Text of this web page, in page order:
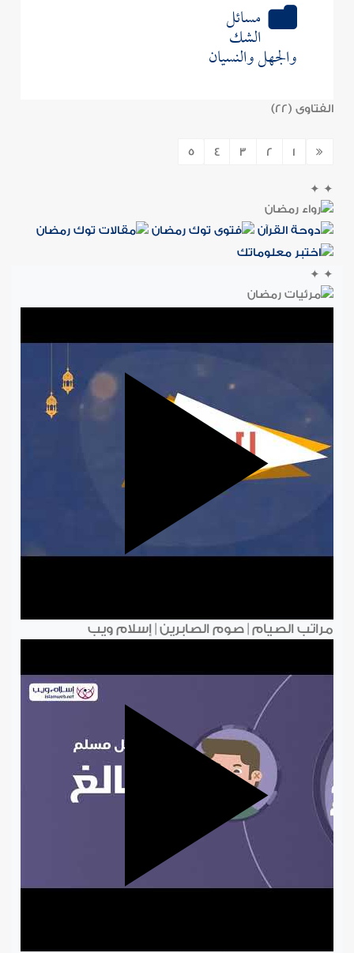
مسائل
الشك
والجهل والنسيان
الفتاوى (22)
1
2
3
4
5
✦
✦
✦
✦
مراتب الصيام | صوم الصابرين | إسلام ويب